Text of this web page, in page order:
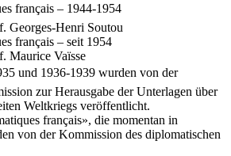
français – 1944-1954
Georges-Henri Soutou
français – seit 1954
Maurice Vaïsse
und 1936-1939 wurden von der
zur Herausgabe der Unterlagen über
Weltkriegs veröffentlicht.
français», die momentan in
von der Kommission des diplomatischen